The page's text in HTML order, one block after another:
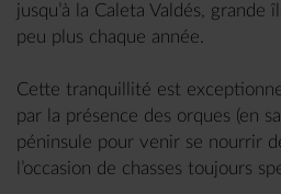
jusqu’à la Caleta Valdés, grande
peu plus chaque année.
Cette tranquillité est
par la présence des orques (en
péninsule pour venir se nourrir
l’occasion de chasses toujours